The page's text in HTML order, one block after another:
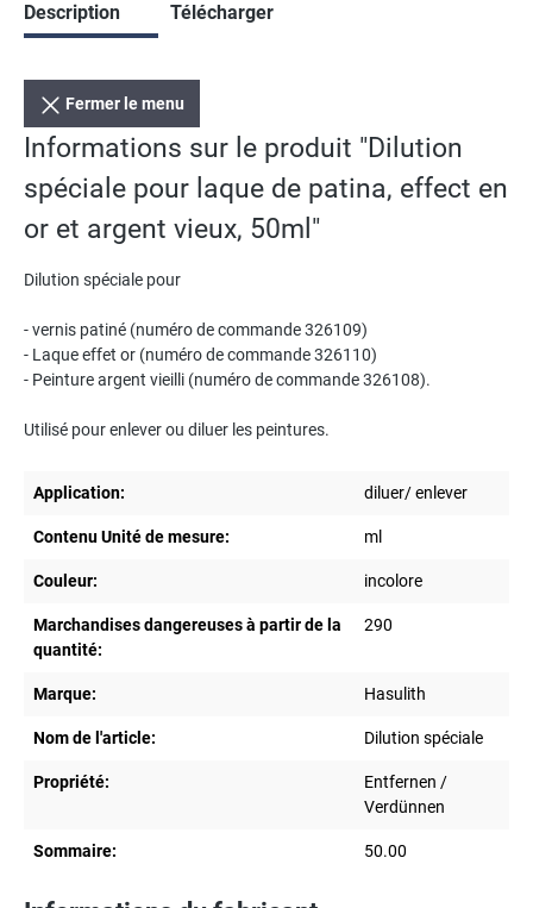
Description Télécharger
Fermer le menu
Informations sur le produit "Dilution
spéciale pour laque de patina, effect en
or et argent vieux, 50ml"
Dilution spéciale pour
- vernis patiné (numéro de commande 326109)
- Laque effet or (numéro de commande 326110)
- Peinture argent vieilli (numéro de commande 326108).
Utilisé pour enlever ou diluer les peintures.
Application: diluer/ enlever
Contenu Unité de mesure: ml
Couleur: incolore
Marchandises dangereuses à partir de la
quantité:
290
Marque: Hasulith
Nom de l'article: Dilution spéciale
Propriété:
Entfernen /
Verdünnen
Sommaire: 50.00